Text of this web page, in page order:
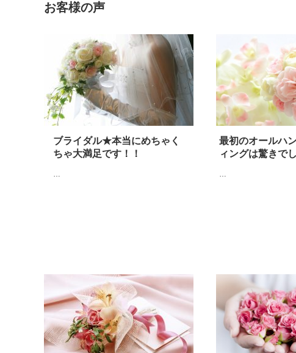
お客様の声
ブライダル★本当にめちゃく
ちゃ大満足です！！
…
最初のオールハ
ィングは驚きで
…